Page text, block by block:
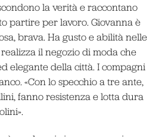
la verità e raccontano
partire per lavoro. Giovanna è
brava. Ha gusto e abilità nelle
il negozio di moda che
elegante della città. I compagni
«Con lo specchio a tre ante,
fanno resistenza e lotta dura